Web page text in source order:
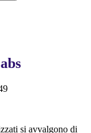
si avvalgono di